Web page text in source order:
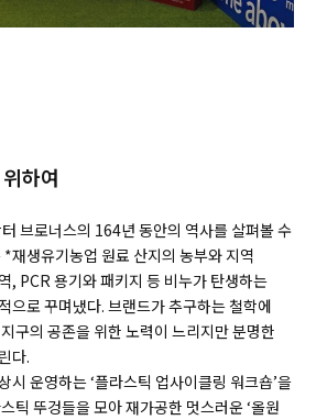
하여
터 브로너스의 164년 동안의 역사를 살펴볼 수
재생유기농업 원료 산지의 농부와 지역
, PCR 용기와 패키지 등 비누가 탄생하는
으로 꾸며냈다. 브랜드가 추구하는 철학에
구의 공존을 위한 노력이 느리지만 분명한
다.
시 운영하는 ‘플라스틱 업사이클링 워크숍’을
틱 뚜겅들을 모아 재가공한 멋스러운 ‘올원